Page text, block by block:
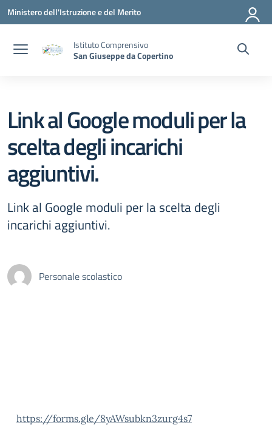
Vai ai contenuti
Vai al menu di navigazione
Vai al footer
Ministero dell'Istruzione e del Merito
Istituto Comprensivo
San Giuseppe da Copertino
Link al Google moduli per la
scelta degli incarichi
aggiuntivi.
Link al Google moduli per la scelta degli
incarichi aggiuntivi.
Personale scolastico
https://forms.gle/8yAWsubkn3zurg4s7